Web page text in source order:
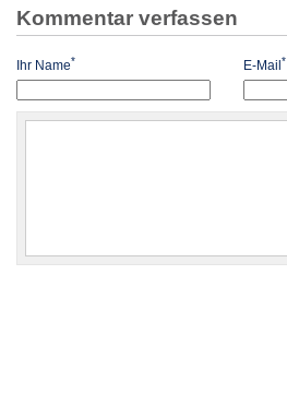
Kommentar verfassen
Ihr Name* E-Mail*